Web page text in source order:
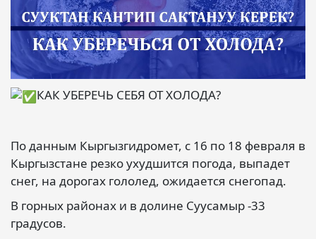
КАК УБЕРЕЧЬ СЕБЯ ОТ ХОЛОДА?
По данным Кыргызгидромет, с 16 по 18 февраля в
Кыргызстане резко ухудшится погода, выпадет
снег, на дорогах гололед, ожидается снегопад.
В горных районах и в долине Суусамыр -33
градусов.